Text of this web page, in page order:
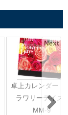
卓上カレンダー
ラワリーデイズ /
MM-9
Next